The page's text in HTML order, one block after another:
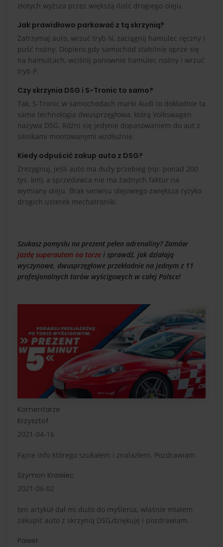
złotych wyższa przez większą ilość drogiego oleju.
Jak prawidłowo parkować z tą skrzynią?
Zatrzymaj auto, wrzuć tryb N, zaciągnij hamulec ręczny i
puść nożny. Dopiero gdy samochód stabilnie oprze się
na hamulcach, wciśnij ponownie hamulec nożny i wrzuć
tryb P.
Czy skrzynia DSG i S-Tronic to samo?
Tak, S-Tronic w samochodach marki Audi to dokładnie ta
sama technologia dwusprzęgłowa, którą Volkswagen
nazywa DSG. Różni się jedynie dopasowaniem do aut z
silnikami montowanymi wzdłużnie.
Kiedy odpuścić zakup auta z DSG?
Zrezygnuj, jeśli auto ma duży przebieg (np. ponad 200
tys. km), a sprzedawca nie ma żadnych faktur na
wymiany oleju. Brak serwisu olejowego zwiększa ryzyko
drogich usterek mechatroniki.
Szukasz pomysłu na prezent pełen adrenaliny? Zamów
jazdę superautem na torze i sprawdź, jak działają
wyczynowe, dwusprzęgłowe przekładnie na jednym z 11
profesjonalnych torów wyścigowych w całej Polsce!
Komentarze
Krzysztof
2021-04-16
Fajne info którego szukałem i znalazłem. Pozdrawiam
Szymon Krawiec
2021-06-02
ten artykuł dał mi dużo do myślenia, właśnie miałem
zakupić auto z skrzynią DSG,dziękuję i pozdrawiam.
Paweł